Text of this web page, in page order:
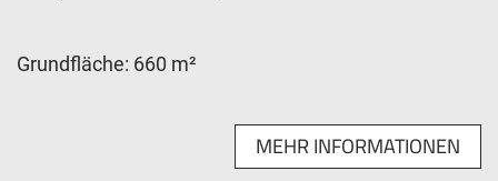
Grundfläche: 660 m²
MEHR INFORMATIONEN